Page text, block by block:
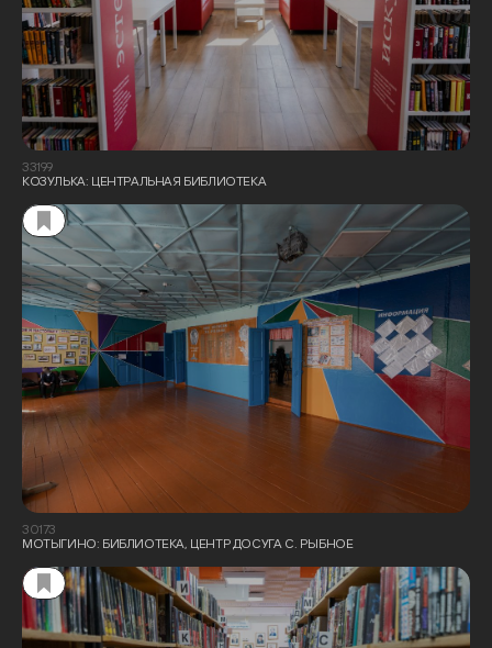
33199
КОЗУЛЬКА: ЦЕНТРАЛЬНАЯ БИБЛИОТЕКА
30173
МОТЫГИНО: БИБЛИОТЕКА, ЦЕНТР ДОСУГА С. РЫБНОЕ